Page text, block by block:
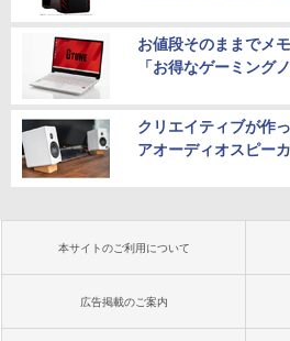
お値段そのままでメ
「お得なゲーミング
クリエイティブが作
アオーディオスピー
本サイトのご利用について
広告掲載のご案内